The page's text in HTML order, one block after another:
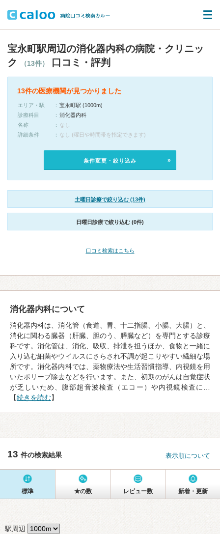
宝永町駅周辺の消化器内科の病院・クリニッ
ク
（13件） 口コミ・評判
13件の医療機関が見つかりました
エリア・駅
宝永町駅 (1000m)
診療科目
消化器内科
名称
なし
詳細条件
なし (曜日や時間帯を指定できます)
条件変更・絞り込み
土曜日診療で絞り込む (13件)
日曜日診療で絞り込む (0件)
口コミ検索はこちら
消化器内科について
消化器内科は、消化管（食道、胃、十二指腸、小腸、大腸）と、
消化に関わる臓器（肝臓、胆のう、膵臓など）を専門とする診療
科です。消化管は、消化、吸収、排泄を担うほか、食物と一緒に
入り込む細菌やウイルスにさらされ不調が起こりやすい繊細な場
所です。消化器内科では、薬物療法や生活習慣指導、内視鏡を用
いたポリープ除去などを行います。また、初期のがんは自覚症状
が乏しいため、腹部超音波検査（エコー）や内視鏡検査に…
【続きを読む】
13 件の検索結果 表示順について
標準 ★の数 レビュー数 新着・更新
駅周辺